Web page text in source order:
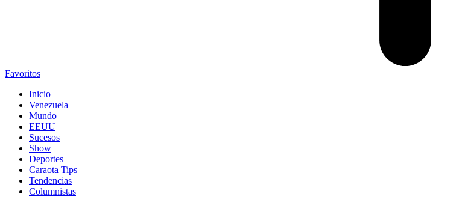
Favoritos
Inicio
Venezuela
Mundo
EEUU
Sucesos
Show
Deportes
Caraota Tips
Tendencias
Columnistas